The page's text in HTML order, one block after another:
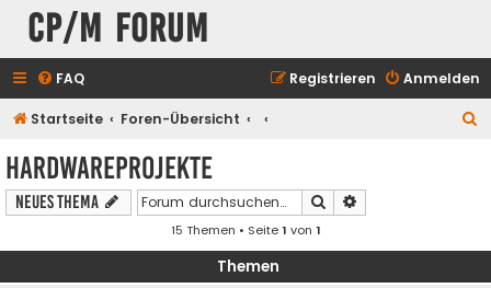
CP/M Forum
FAQ Anmelden
Registrieren
Startseite Foren-Übersicht
Hardwareprojekte
Neues Thema Suche
15 Themen • Seite1 von 1
Themen